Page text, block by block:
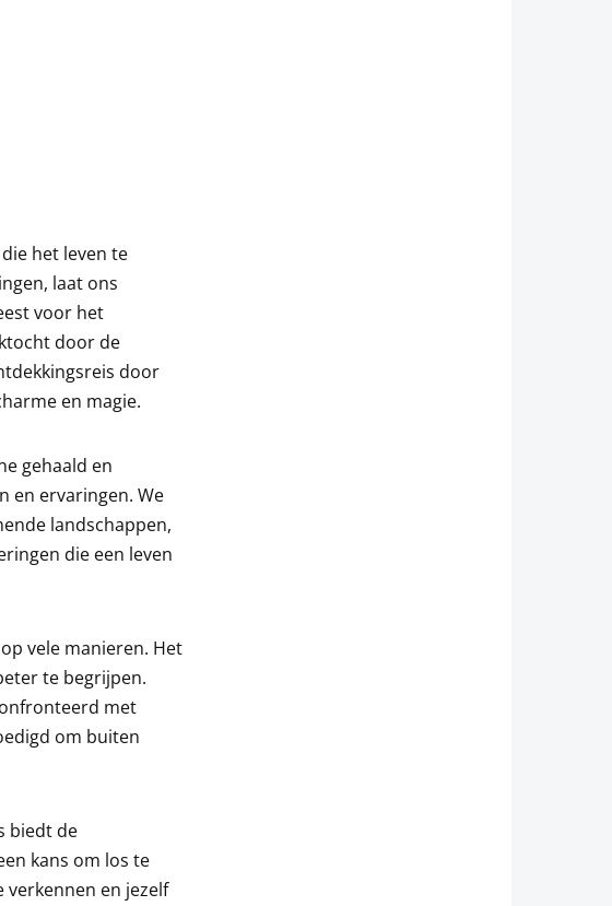
het leven te
laat ons
voor het
door de
door
en magie.
gehaald en
en ervaringen. We
landschappen,
die een leven
vele manieren. Het
te begrijpen.
met
om buiten
biedt de
kans om los te
verkennen en jezelf